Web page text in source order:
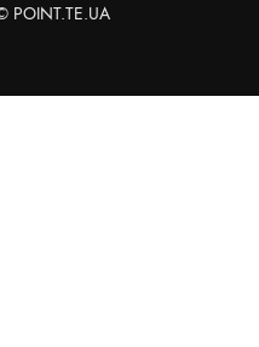
POINT.TE.UA